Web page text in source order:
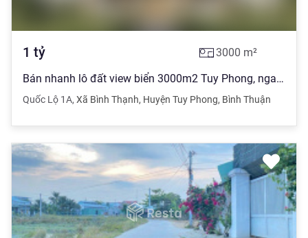
1 tỷ 3000 m²
Bán nhanh lô đất view biển 3000m2 Tuy Phong, ngay khu du lịch Cổ Thạch
Quốc Lộ 1A, Xã Bình Thạnh, Huyện Tuy Phong, Bình Thuận